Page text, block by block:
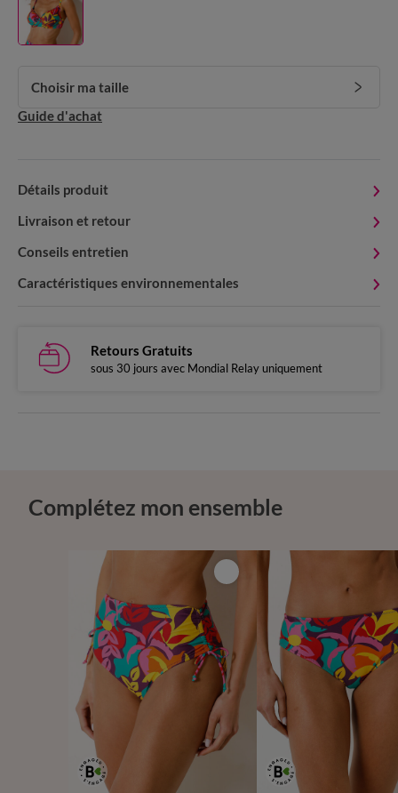
Choisir ma taille
Guide d'achat
Détails produit
Livraison et retour
Conseils entretien
Caractéristiques environnementales
Retours Gratuits
sous 30 jours avec Mondial Relay uniquement
Complétez mon ensemble